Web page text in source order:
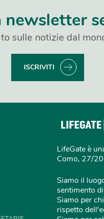
newsletter
sulle notizie dal
ISCRIVITI
LifeGate è
Como, 27/
Siamo il
sentimento
Siamo per
rispetto